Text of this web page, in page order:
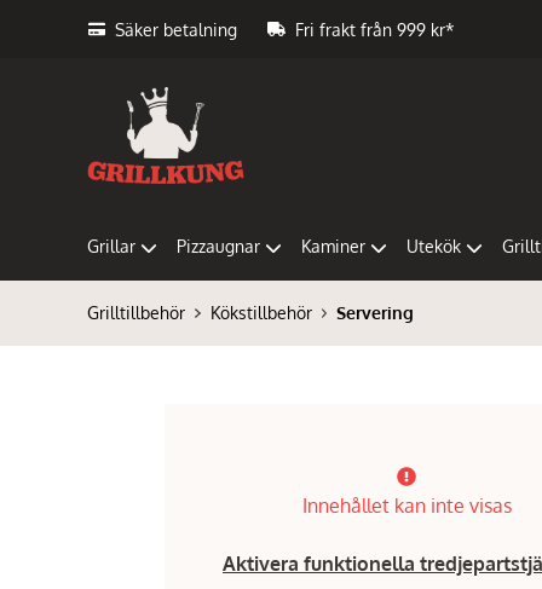
Säker betalning Fri frakt från 999 kr*
Grillar Pizzaugnar Kaminer Utekök
Grilltillbehör Kökstillbehör Servering
Innehållet kan inte visas
Aktivera funktionella